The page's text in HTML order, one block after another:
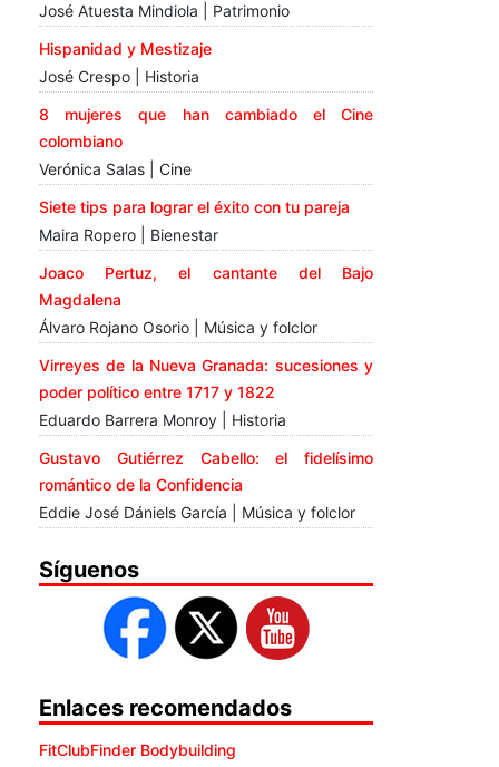
José Atuesta Mindiola | Patrimonio
Hispanidad y Mestizaje
José Crespo | Historia
8 mujeres que han cambiado el Cine
colombiano
Verónica Salas | Cine
Siete tips para lograr el éxito con tu pareja
Maira Ropero | Bienestar
Joaco Pertuz, el cantante del Bajo
Magdalena
Álvaro Rojano Osorio | Música y folclor
Virreyes de la Nueva Granada: sucesiones y
poder político entre 1717 y 1822
Eduardo Barrera Monroy | Historia
Gustavo Gutiérrez Cabello: el fidelísimo
romántico de la Confidencia
Eddie José Dániels García | Música y folclor
Síguenos
Enlaces recomendados
FitClubFinder Bodybuilding